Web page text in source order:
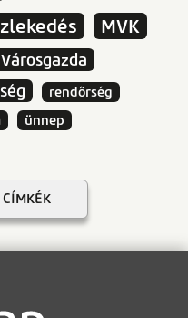
MVK
rendőrség
ünnep